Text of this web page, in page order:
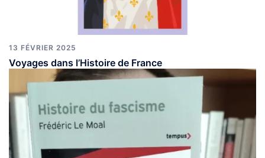
13 FÉVRIER 2025
Voyages dans l’Histoire de France